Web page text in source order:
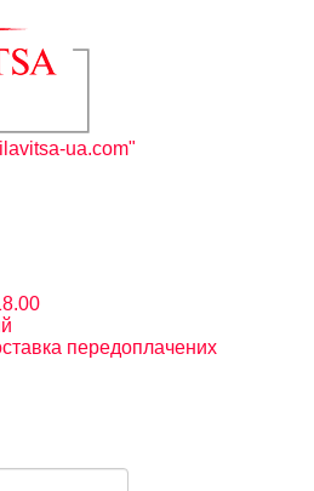
ua.com"
передоплачених